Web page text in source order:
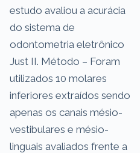
estudo avaliou a acurácia
do sistema de
odontometria eletrônico
Just II. Método – Foram
utilizados 10 molares
inferiores extraídos sendo
apenas os canais mésio-
vestibulares e mésio-
linguais avaliados frente a